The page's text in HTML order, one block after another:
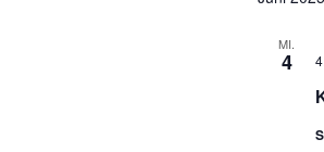
MI.
4